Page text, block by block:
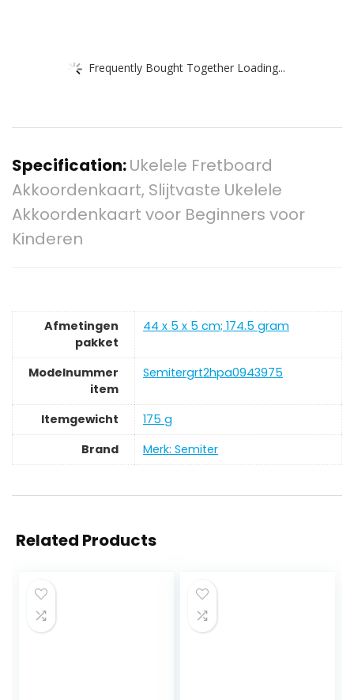
Frequently Bought Together Loading...
Specification:Ukelele Fretboard
Akkoordenkaart, Slijtvaste Ukelele
Akkoordenkaart voor Beginners voor
Kinderen
Afmetingen
pakket
‎44 x 5 x 5 cm; 174.5 gram
Modelnummer
item
‎Semitergrt2hpa0943975
Itemgewicht
‎175 g
Brand
Merk: Semiter
Related Products